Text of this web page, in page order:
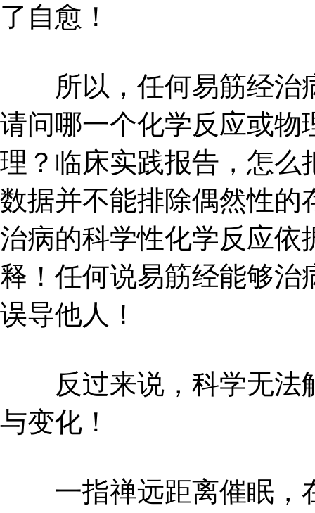
了自愈！
所以，任何易筋经治
请问哪一个化学反应或物
理？临床实践报告，怎么
数据并不能排除偶然性的
治病的科学性化学反应依
释！任何说易筋经能够治
误导他人！
反过来说，科学无法
与变化！
一指禅远距离催眠，